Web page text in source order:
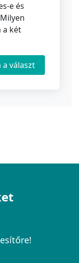
e és
a két
a választ